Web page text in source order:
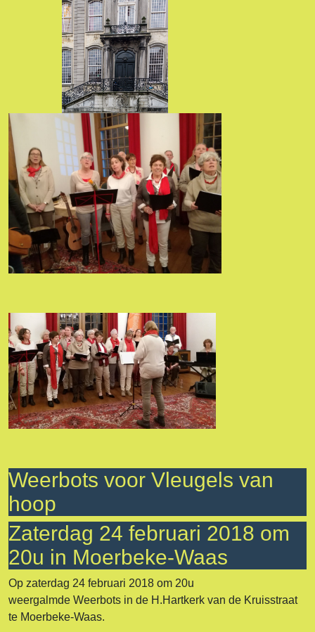
Weerbots voor Vleugels van
hoop
Zaterdag 24 februari 2018 om
20u in Moerbeke-Waas
Op zaterdag 24 februari 2018 om 20u
weergalmde Weerbots in de H.Hartkerk van de Kruisstraat
te Moerbeke-Waas.